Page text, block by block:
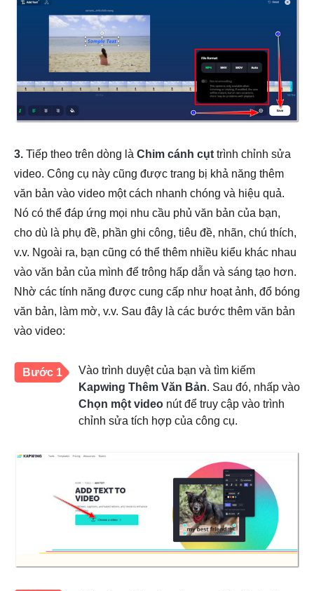
3. Tiếp theo trên dòng là Chim cánh cụt trình chỉnh sửa
video. Công cụ này cũng được trang bị khả năng thêm
văn bản vào video một cách nhanh chóng và hiệu quả.
Nó có thể đáp ứng mọi nhu cầu phủ văn bản của bạn,
cho dù là phụ đề, phần ghi công, tiêu đề, nhãn, chú thích,
v.v. Ngoài ra, bạn cũng có thể thêm nhiều kiểu khác nhau
vào văn bản của mình để trông hấp dẫn và sáng tạo hơn.
Nhờ các tính năng được cung cấp như hoạt ảnh, đổ bóng
văn bản, làm mờ, v.v. Sau đây là các bước thêm văn bản
vào video:
Bước 1
Vào trình duyệt của bạn và tìm kiếm
Kapwing Thêm Văn Bản. Sau đó, nhấp vào
Chọn một video nút để truy cập vào trình
chỉnh sửa tích hợp của công cụ.